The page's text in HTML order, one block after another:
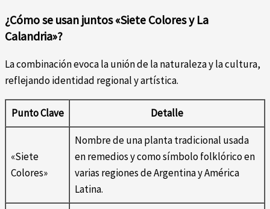
¿Cómo se usan juntos «Siete Colores y La
Calandria»?
La combinación evoca la unión de la naturaleza y la cultura,
reflejando identidad regional y artística.
Punto Clave Detalle
«Siete
Colores»
Nombre de una planta tradicional usada
en remedios y como símbolo folklórico en
varias regiones de Argentina y América
Latina.